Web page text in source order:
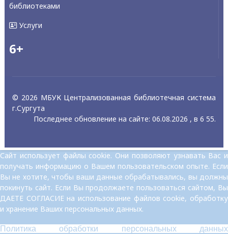
библиотеками
Услуги
6+
© 2026 МБУК Централизованная библиотечная система
г.Сургута
Последнее обновление на сайте: 06.08.2026 , в 6 55.
Сайт использует файлы cookie. Они позволяют узнавать Вас и
получать информацию о Вашем пользовательском опыте. Если
Вы не хотите, чтобы ваши данные обрабатывались, вы должны
покинуть сайт. Если Вы продолжаете пользоваться сайтом, Вы
ДАЕТЕ СОГЛАСИЕ на использование файлов cookie, обработку
и хранение Ваших персональных данных.
Политика обработки персональных данных